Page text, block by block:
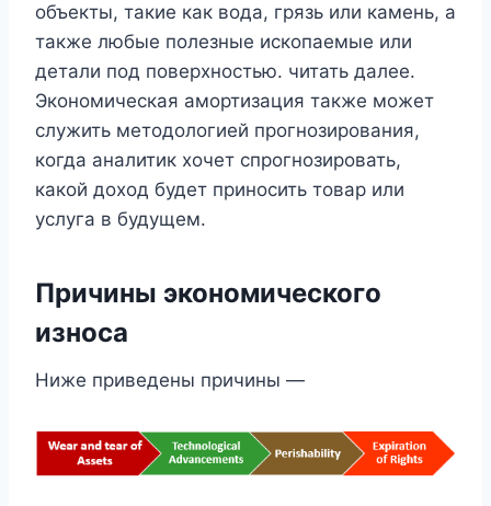
объекты, такие как вода, грязь или камень, а
также любые полезные ископаемые или
детали под поверхностью. читать далее.
Экономическая амортизация также может
служить методологией прогнозирования,
когда аналитик хочет спрогнозировать,
какой доход будет приносить товар или
услуга в будущем.
Причины экономического
износа
Ниже приведены причины —